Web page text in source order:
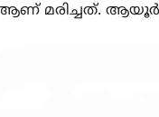
ആണ് മരിച്ചത്.